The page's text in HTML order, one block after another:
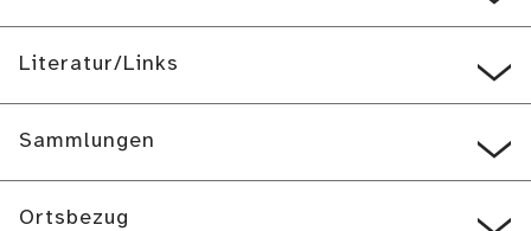
Literatur/Links
Sammlungen
Ortsbezug